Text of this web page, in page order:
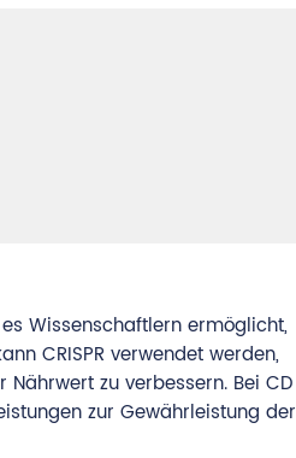
Wissenschaftlern ermöglicht,
CRISPR verwendet werden,
zu verbessern. Bei CD
zur Gewährleistung der